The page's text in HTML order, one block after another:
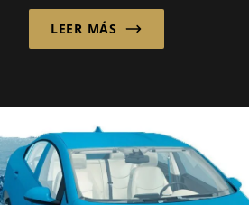
día...
LEER MÁS